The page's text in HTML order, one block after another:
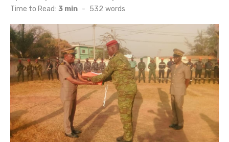
Time to Read: 3 min - 532 words